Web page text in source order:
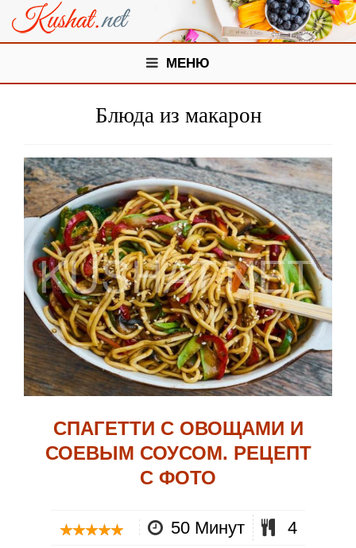
МЕНЮ
Блюда из макарон
СПАГЕТТИ С ОВОЩАМИ И
СОЕВЫМ СОУСОМ. РЕЦЕПТ
С ФОТО
50 Минут 4